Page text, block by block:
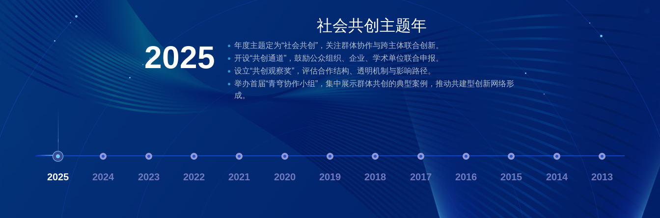
2025
社会共创主题年
年度主题定为“社会共创”，关注群体协作与跨主体联合创新。
开设“共创通道”，鼓励公众组织、企业、学术单位联合申报。
设立“共创观察奖”，评估合作结构、透明机制与影响路径。
举办首届“青穹协作小组”，集中展示群体共创的典型案例，推动共建型创新网络形
成。
引导议题型创新
推出“领域任务挑战制”，设定如城市韧性、气候适应、水系统治理等现实命题。
启动“反向命题”制度，由评委会发布议题吸引多团队联合参赛。
奖励交叉创新
设立“跨界融合奖”，奖励在AI+艺术、科技+社会治理等边界模糊领域的创新成果。
建设“成果可视化平台”，借助图形数据、交互影像展示获奖项目。
知识交流平台化
正式启动“青穹沙龙”机制，全年举办6场研讨活动，拓展奖项平台的交流与辐射能
力。
倡导跨界融合
推出跨界推荐机制，鼓励科技与人文、艺术、公共政策等融合项目。
在评分体系中增设“交叉性得分”指标，评估融合度与创新表现。
迈向国际
开放国际申报通道，接受来自欧美与亚洲的项目申请。
成立国际评审顾问组，邀请知名海外专家参与多轮评审。
加强公众传播
启动“青穹之声”传播计划，包括纪录片、访谈栏目、公众演讲等内容。
部分评审节点引入公众观察机制，增强奖项透明度与社会监督。
后续影响机制构建
建立“成果影响路径”机制，对获奖项目进行阶段性追踪与成效评估。
引入成果转化顾问支持、媒体展示与实际对接服务。
建立反馈闭环，获奖者需提交后续成果进展报告，实现奖项赋能延续。
关注可持续发展
设立“可持续科技奖”，聚焦节能环保、绿色材料、生态治理等议题。
引导更多科研资源投入绿色转型与环境议题，推动科技向善理念。
引入社会评价
在评审体系中正式加入“社会影响力”维度，推动从技术评价向社会导向转型。
要求申报人说明项目的公共福祉、环境效益与社会价值，扩大奖项外延。
学科拓展
首次增设“智能技术”类奖项，纳入工程智能、机器学习等新兴领域。
机制初建
设立“青穹评审专家库”，汇聚来自高校、科研院所与产业界的权威专家。
启用“匿名初审+交叉评阅”机制，提升评审公正性与科学性。
创立元年
正式设立青穹奖，确立以“青年引擎·科技报国”为年度主题，强调对青年工程科技
人才的发掘与表彰。
聚焦基础工程、材料科学、电子信息等三大方向，鼓励原始创新与工程落地。
2025 2024 2023 2022 2021 2020 2019 2018 2017 2016 2015 2014 2013